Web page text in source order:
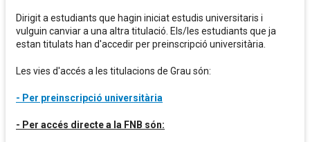
Dirigit a estudiants que hagin iniciat estudis universitaris i
vulguin canviar a una altra titulació. Els/les estudiants que ja
estan titulats han d'accedir per preinscripció universitària.
Les vies d'accés a les titulacions de Grau són:
- Per preinscripció universitària
- Per accés directe a la FNB són: